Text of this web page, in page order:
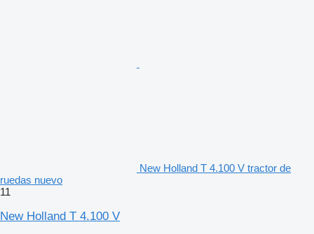
New Holland T 4.100 V tractor de
ruedas nuevo
11
New Holland T 4.100 V